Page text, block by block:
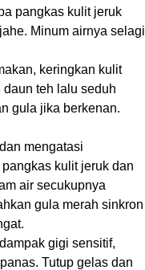
pangkas kulit jeruk
Minum airnya selagi
keringkan kulit
daun teh lalu seduh
gula jika berkenan.
mengatasi
kulit jeruk dan
air secukupnya
gula merah sinkron
gigi sensitif,
Tutup gelas dan